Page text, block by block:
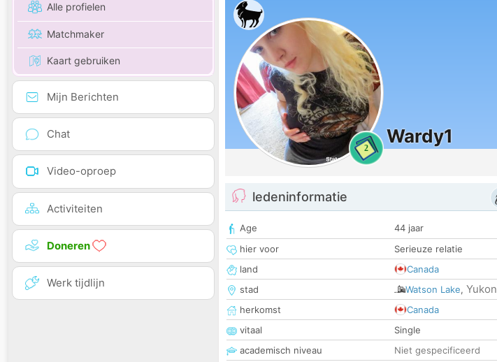
Alle profielen
Matchmaker
Kaart gebruiken
Mijn Berichten
Chat
Video-oproep
Activiteiten
Doneren
Werk tijdlijn
2
Wardy1
ledeninformatie
Age
44 jaar
hier voor
Serieuze relatie
land
Canada
stad
Watson Lake, Yukon
herkomst
Canada
vitaal
Single
academisch niveau
Niet gespecificeerd